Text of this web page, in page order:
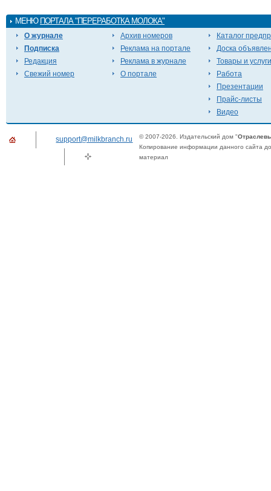
МЕНЮ ПОРТАЛА "ПЕРЕРАБОТКА МОЛОКА"
О журнале
Подписка
Редакция
Свежий номер
Архив номеров
Реклама на портале
Реклама в журнале
О портале
Каталог
Доска
Товары и услуги
Работа
Презентации
Прайс-листы
Видео
support@milkbranch.ru © 2007-2026. Издательский дом "
Копирование информации данного сайта
материал